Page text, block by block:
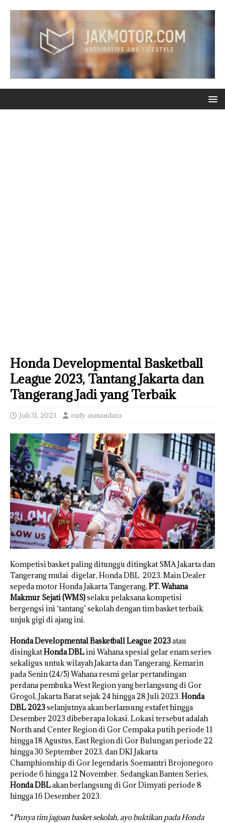
Honda Developmental Basketball
League 2023, Tantang Jakarta dan
Tangerang Jadi yang Terbaik
Juli 31, 2023 rudy asmandara
Kompetisi basket paling ditunggu ditingkat SMA Jakarta dan
Tangerang mulai digelar, Honda DBL 2023. Main Dealer
sepeda motor Honda Jakarta Tangerang, PT. Wahana
Makmur Sejati (WMS)selaku pelaksana kompetisi
bergengsi ini ‘tantang’ sekolah dengan tim basket terbaik
unjuk gigi di ajang ini.
Honda Developmental Basketball League 2023atau
disingkatHonda DBLini Wahana spesial gelar enam series
sekaligus untuk wilayah Jakarta dan Tangerang. Kemarin
pada Senin (24/5) Wahana resmi gelar pertandingan
perdana pembuka West Region yang berlangsung di Gor
Grogol, Jakarta Barat sejak 24 hingga 28 Juli 2023. Honda
DBL 2023selanjutnya akan berlansung estafet hingga
Desember 2023 dibeberapa lokasi. Lokasi tersebut adalah
North and Center Region di Gor Cempaka putih periode 11
hingga 18 Agustus, East Region di Gor Bulungan periode 22
hingga 30 September 2023, dan DKI Jakarta
Champhionship di Gor legendaris Soemantri Brojonegoro
periode 6 hingga 12 November. Sedangkan Banten Series,
Honda DBLakan berlangsung di Gor Dimyati periode 8
hingga 16 Desember 2023.
“Punya tim jagoan basket sekolah, ayo buktikan pada Honda